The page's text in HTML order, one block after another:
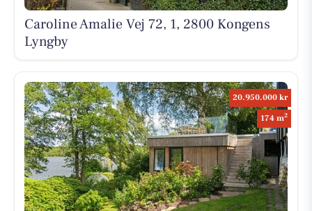
Caroline Amalie Vej 72, 1, 2800 Kongens
Lyngby
20.950.000 kr
174 m2